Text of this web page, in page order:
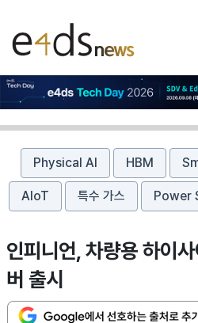
Physical AI HBM
AIoT 특수 가스 Power
인피니언, 차량용 하이
버 출시